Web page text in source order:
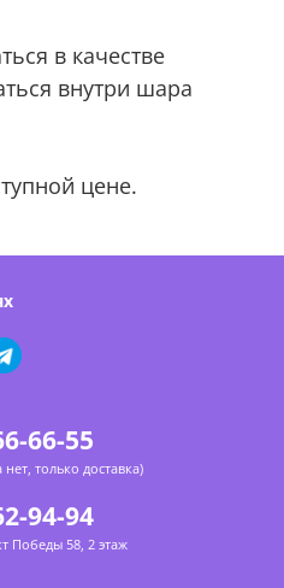
в качестве
внутри шара
цене.
66-55
только доставка)
94-94
Победы 58, 2 этаж